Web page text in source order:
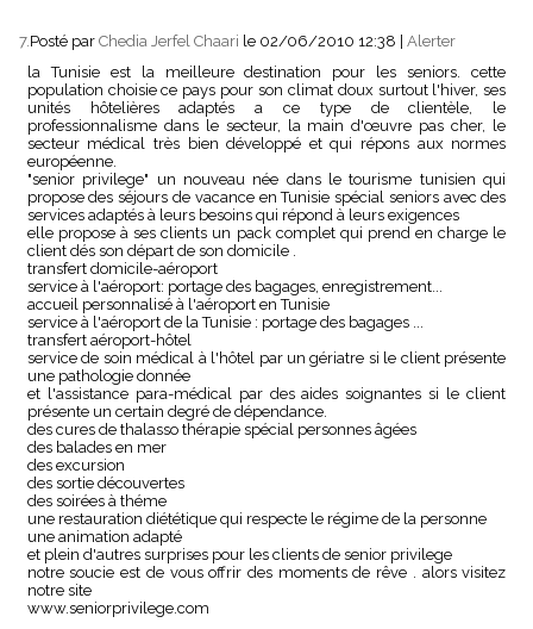
7. Posté par Chedia Jerfel Chaari le 02/06/2010 12:38 | Alerter
la Tunisie est la meilleure destination pour les seniors. cette
population choisie ce pays pour son climat doux surtout l'hiver, ses
unités hôtelières adaptés a ce type de clientèle, le
professionnalisme dans le secteur, la main d'œuvre pas cher, le
secteur médical très bien développé et qui répons aux normes
européenne.
"senior privilege" un nouveau née dans le tourisme tunisien qui
propose des séjours de vacance en Tunisie spécial seniors avec des
services adaptés à leurs besoins qui répond à leurs exigences
elle propose à ses clients un pack complet qui prend en charge le
client dés son départ de son domicile .
transfert domicile-aéroport
service à l'aéroport: portage des bagages, enregistrement...
accueil personnalisé à l'aéroport en Tunisie
service à l'aéroport de la Tunisie : portage des bagages ...
transfert aéroport-hôtel
service de soin médical à l'hôtel par un gériatre si le client présente
une pathologie donnée
et l'assistance para-médical par des aides soignantes si le client
présente un certain degré de dépendance.
des cures de thalasso thérapie spécial personnes âgées
des balades en mer
des excursion
des sortie découvertes
des soirées à théme
une restauration diététique qui respecte le régime de la personne
une animation adapté
et plein d'autres surprises pour les clients de senior privilege
notre soucie est de vous offrir des moments de rêve . alors visitez
notre site
www.seniorprivilege.com